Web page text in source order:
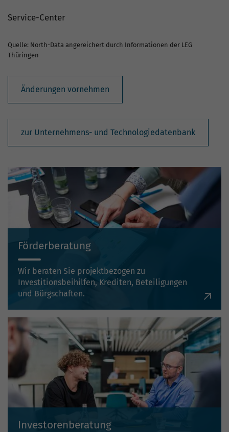
Service-Center
Quelle: North-Data angereichert durch Informationen der LEG
Thüringen
Änderungen vornehmen
zur Unternehmens- und Technologiedatenbank
Förderberatung
Wir beraten Sie projektbezogen zu
Investitionsbeihilfen, Krediten, Beteiligungen
und Bürgschaften.
Investorenberatung